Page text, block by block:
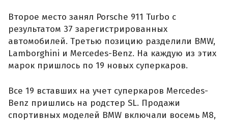
Второе место занял Porsche 911 Turbo с
результатом 37 зарегистрированных
автомобилей. Третью позицию разделили BMW,
Lamborghini и Mercedes-Benz. На каждую из этих
марок пришлось по 19 новых суперкаров.
Все 19 вставших на учет суперкаров Mercedes-
Benz пришлись на родстер SL. Продажи
спортивных моделей BMW включали восемь M8,